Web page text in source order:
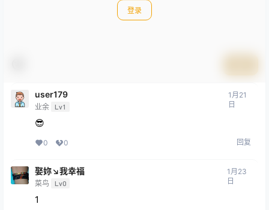
登录
user179
业余 Lv1
1月21
日
😎
0 0 回复
娶妳↘我幸福
菜鸟 Lv0
1月23
日
1